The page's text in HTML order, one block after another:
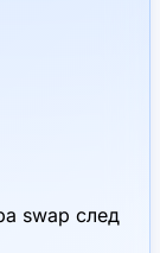
swap след